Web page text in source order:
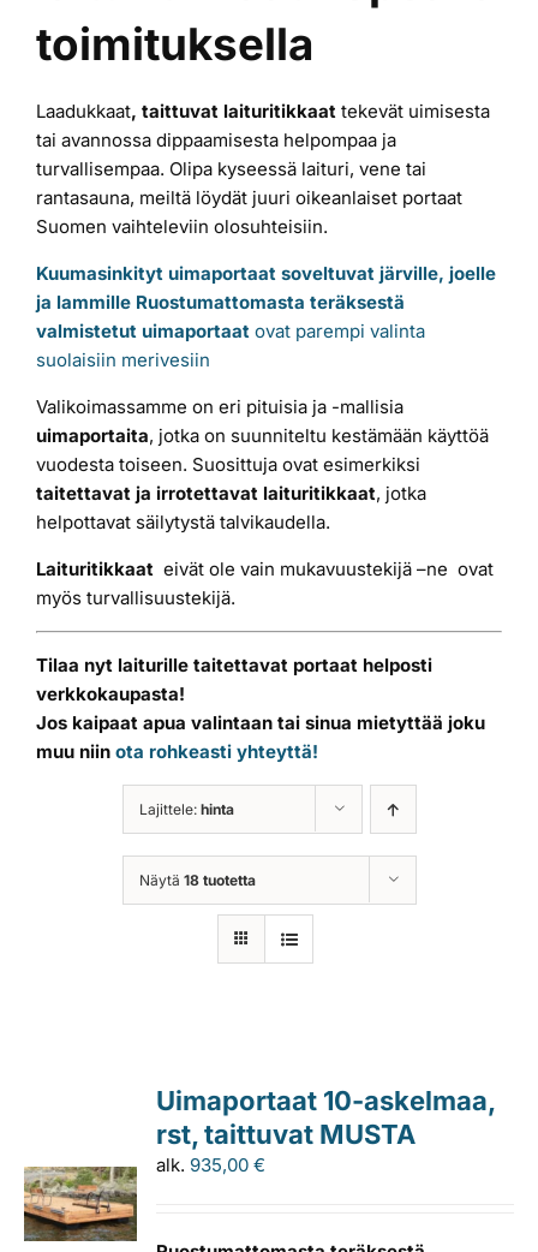
Laiturit
Valmistajat
Rahoitus
Asiakaskokemuksia
toimituksella
Laadukkaat, taittuvat laituritikkaat tekevät uimisesta
tai avannossa dippaamisesta helpompaa ja
turvallisempaa. Olipa kyseessä laituri, vene tai
rantasauna, meiltä löydät juuri oikeanlaiset portaat
Suomen vaihteleviin olosuhteisiin.
Kuumasinkityt uimaportaat soveltuvat järville, joelle
ja lammille Ruostumattomasta teräksestä
valmistetut uimaportaat ovat parempi valinta
suolaisiin merivesiin
Valikoimassamme on eri pituisia ja -mallisia
uimaportaita, jotka on suunniteltu kestämään käyttöä
vuodesta toiseen. Suosittuja ovat esimerkiksi
taitettavat ja irrotettavat laituritikkaat, jotka
helpottavat säilytystä talvikaudella.
Laituritikkaat eivät ole vain mukavuustekijä –ne ovat
myös turvallisuustekijä.
Tilaa nyt laiturille taitettavat portaat helposti
verkkokaupasta!
Jos kaipaat apua valintaan tai sinua mietyttää joku
muu niin ota rohkeasti yhteyttä!
Lajittele: hinta
Näytä 18 tuotetta
Uimaportaat 10-askelmaa,
rst, taittuvat MUSTA
alk. 935,00€